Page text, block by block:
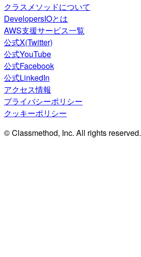
クラスメソッドについて
DevelopersIOとは
AWS支援サービス一覧
公式X(Twitter)
公式YouTube
公式Facebook
公式LinkedIn
アクセス情報
プライバシーポリシー
クッキーポリシー
© Classmethod, Inc. All rights reserved.